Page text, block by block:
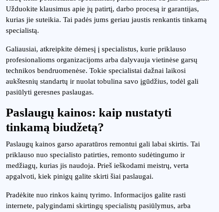
Užduokite klausimus apie jų patirtį, darbo procesą ir garantijas,
kurias jie suteikia. Tai padės jums geriau jaustis renkantis tinkamą
specialistą.
Galiausiai, atkreipkite dėmesį į specialistus, kurie priklauso
profesionalioms organizacijoms arba dalyvauja vietinėse garsų
technikos bendruomenėse. Tokie specialistai dažnai laikosi
aukštesnių standartų ir nuolat tobulina savo įgūdžius, todėl gali
pasiūlyti geresnes paslaugas.
Paslaugų kainos: kaip nustatyti
tinkamą biudžetą?
Paslaugų kainos garso aparatūros remontui gali labai skirtis. Tai
priklauso nuo specialisto patirties, remonto sudėtingumo ir
medžiagų, kurias jis naudoja. Prieš ieškodami meistrų, verta
apgalvoti, kiek pinigų galite skirti šiai paslaugai.
Pradėkite nuo rinkos kainų tyrimo. Informacijos galite rasti
internete, palygindami skirtingų specialistų pasiūlymus, arba